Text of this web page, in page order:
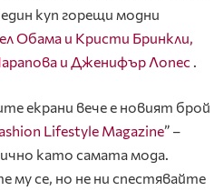
куп горещи модни
Обама и Кристи Бринкли,
и Дженифър Лопес
екрани вече е новият брой
Lifestyle Magazine” –
като самата мода.
му се, но не ни спестявайте